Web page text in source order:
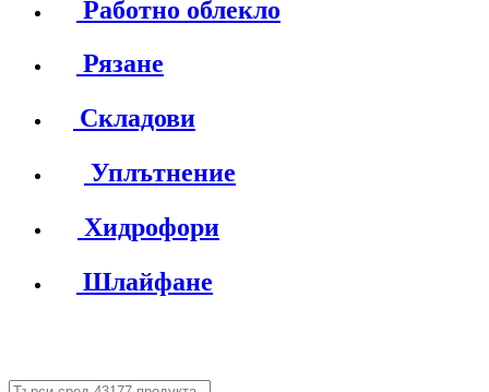
Работно облекло
Рязане
Складови
Уплътнение
Хидрофори
Шлайфане